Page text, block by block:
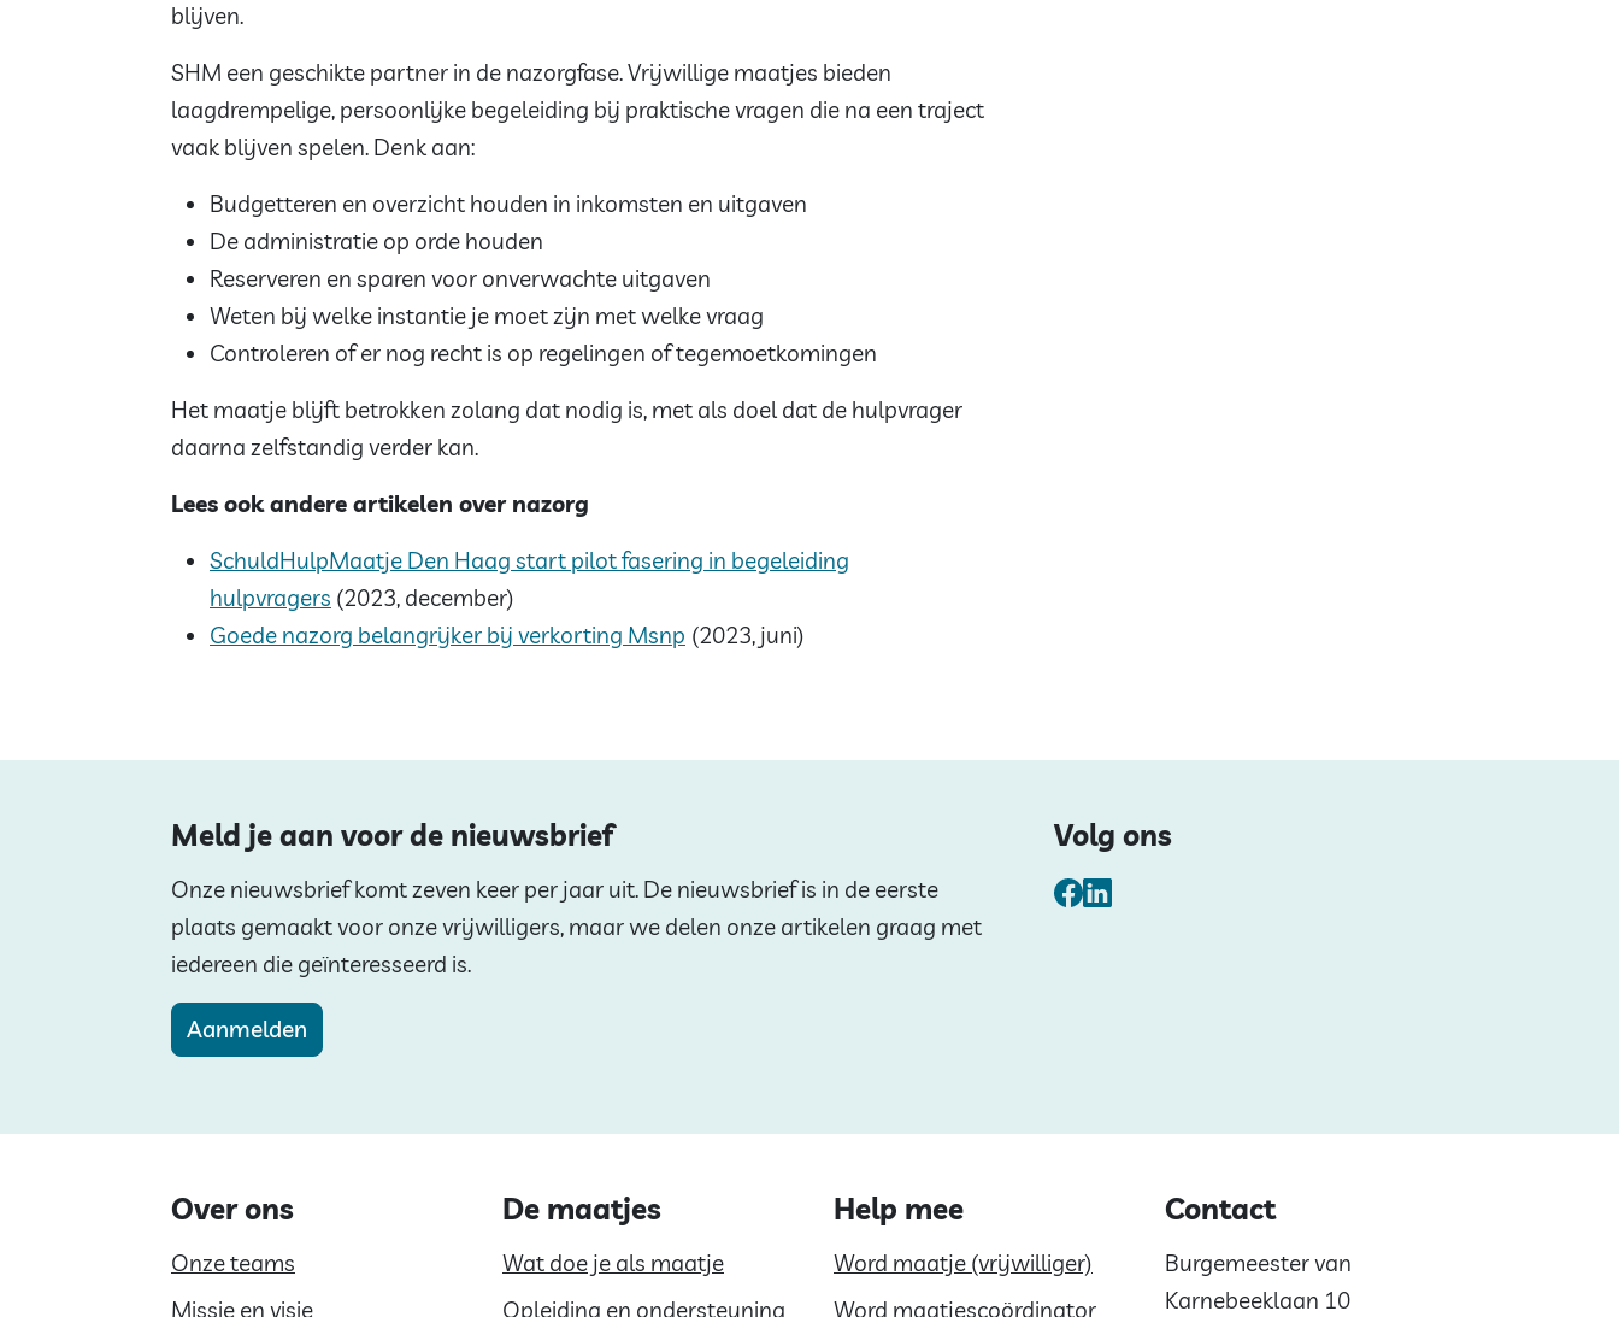
blijven.
SHM een geschikte partner in de nazorgfase. Vrijwillige maatjes bieden
laagdrempelige, persoonlijke begeleiding bij praktische vragen die na een traject
vaak blijven spelen. Denk aan:
Budgetteren en overzicht houden in inkomsten en uitgaven
De administratie op orde houden
Reserveren en sparen voor onverwachte uitgaven
Weten bij welke instantie je moet zijn met welke vraag
Controleren of er nog recht is op regelingen of tegemoetkomingen
Het maatje blijft betrokken zolang dat nodig is, met als doel dat de hulpvrager
daarna zelfstandig verder kan.
Lees ook andere artikelen over nazorg
SchuldHulpMaatje Den Haag start pilot fasering in begeleiding
hulpvragers (2023, december)
Goede nazorg belangrijker bij verkorting Msnp (2023, juni)
Meld je aan voor de nieuwsbrief
Onze nieuwsbrief komt zeven keer per jaar uit. De nieuwsbrief is in de eerste
plaats gemaakt voor onze vrijwilligers, maar we delen onze artikelen graag met
iedereen die geïnteresseerd is.
Aanmelden
Volg ons
Facebook
LinkedIn
Over ons
Onze teams
Missie en visie
De maatjes
Wat doe je als maatje
Opleiding en ondersteuning
Help mee
Word maatje (vrijwilliger)
Word maatjescoördinator
Contact
Burgemeester van
Karnebeeklaan 10